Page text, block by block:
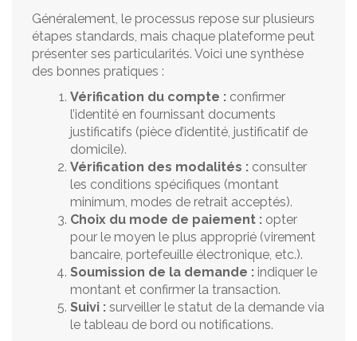
Généralement, le processus repose sur plusieurs
étapes standards, mais chaque plateforme peut
présenter ses particularités. Voici une synthèse
des bonnes pratiques :
Vérification du compte : confirmer
l’identité en fournissant documents
justificatifs (pièce d’identité, justificatif de
domicile).
Vérification des modalités : consulter
les conditions spécifiques (montant
minimum, modes de retrait acceptés).
Choix du mode de paiement : opter
pour le moyen le plus approprié (virement
bancaire, portefeuille électronique, etc.).
Soumission de la demande : indiquer le
montant et confirmer la transaction.
Suivi : surveiller le statut de la demande via
le tableau de bord ou notifications.